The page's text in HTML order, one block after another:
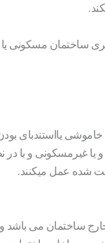
ساختمان مسکونی
یااستندبای
یا غیرمسکونی و با
شده عمل میکنند.
ساختمان می باشد